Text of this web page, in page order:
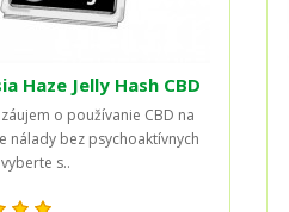
Haze Jelly Hash CBD
o používanie CBD na
nálady bez psychoaktívnych
s..